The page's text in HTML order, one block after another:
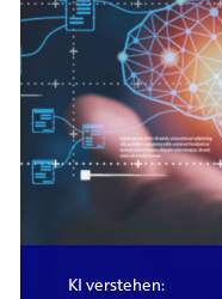
KI verstehen: